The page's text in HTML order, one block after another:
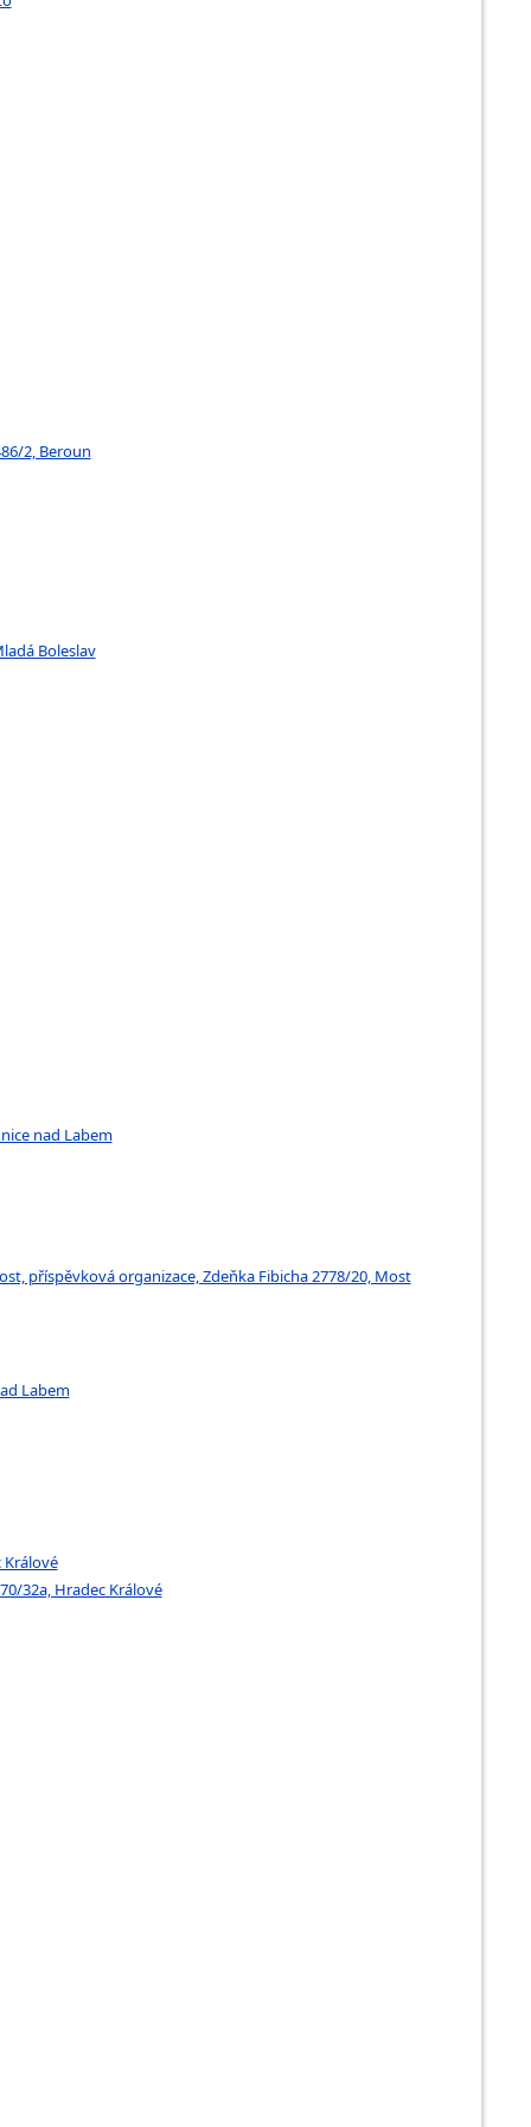
2, Beroun
Boleslav
nad Labem
příspěvková organizace, Zdeňka Fibicha 2778/20, Most
Labem
Králové
32a, Hradec Králové